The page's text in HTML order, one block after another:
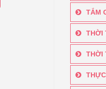
TẮM
THỜI
THỜI